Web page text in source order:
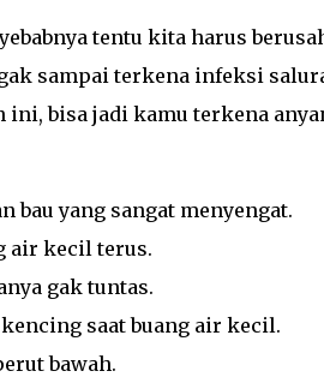
tentu kita harus
sampai terkena infeksi
ini, bisa jadi kamu terkena
bau yang sangat menyengat.
air kecil terus.
gak tuntas.
saat buang air kecil.
bawah.